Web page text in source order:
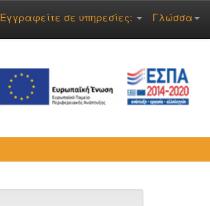
Γλώσσα
Εγγραφείτε σε υπηρεσίες: